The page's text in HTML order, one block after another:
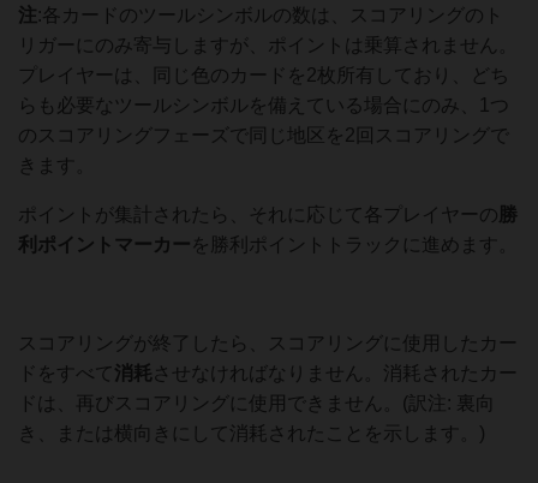
注:各カードのツールシンボルの数は、スコアリングのト
リガーにのみ寄与しますが、ポイントは乗算されません。
プレイヤーは、同じ色のカードを2枚所有しており、どち
らも必要なツールシンボルを備えている場合にのみ、1つ
のスコアリングフェーズで同じ地区を2回スコアリングで
きます。
ポイントが集計されたら、それに応じて各プレイヤーの 勝
利ポイントマーカー を勝利ポイントトラックに進めます。
スコアリングが終了したら、スコアリングに使用したカー
ドをすべて消耗させなければなりません。消耗されたカー
ドは、再びスコアリングに使用できません。(訳注: 裏向
き、または横向きにして消耗されたことを示します。)